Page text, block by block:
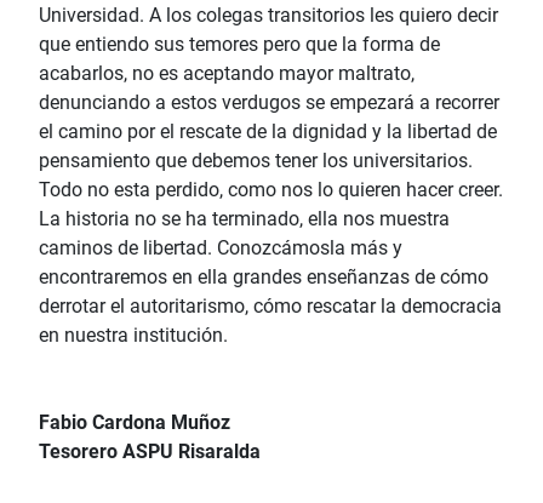
Universidad. A los colegas transitorios les quiero decir
que entiendo sus temores pero que la forma de
acabarlos, no es aceptando mayor maltrato,
denunciando a estos verdugos se empezará a recorrer
el camino por el rescate de la dignidad y la libertad de
pensamiento que debemos tener los universitarios.
Todo no esta perdido, como nos lo quieren hacer creer.
La historia no se ha terminado, ella nos muestra
caminos de libertad. Conozcámosla más y
encontraremos en ella grandes enseñanzas de cómo
derrotar el autoritarismo, cómo rescatar la democracia
en nuestra institución.
Fabio Cardona Muñoz
Tesorero ASPU Risaralda